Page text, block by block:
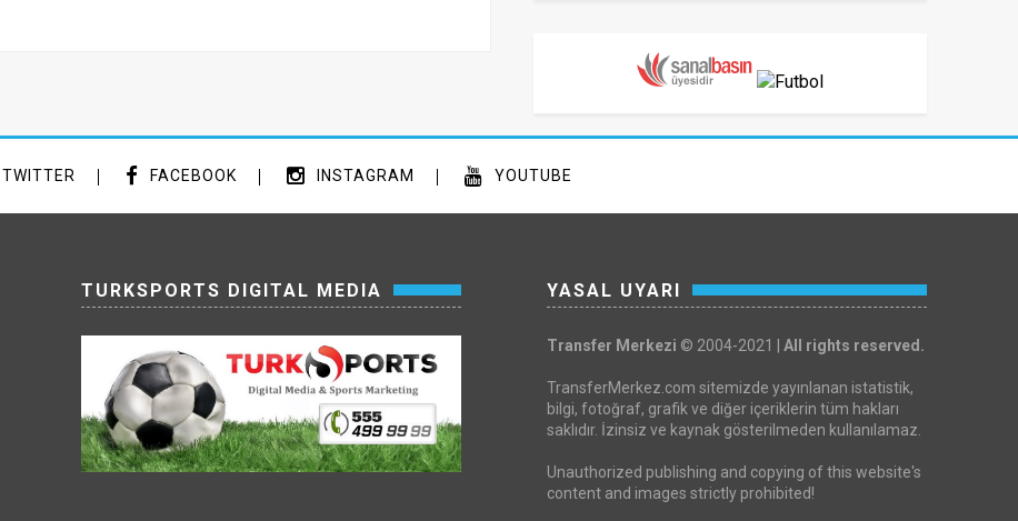
TWITTER FACEBOOK INSTAGRAM YOUTUBE
TURKSPORTS DIGITAL MEDIA YASAL UYARI
Transfer Merkezi © 2004-2021 | All rights reserved.
TransferMerkez.com sitemizde yayınlanan istatistik,
bilgi, fotoğraf, grafik ve diğer içeriklerin tüm hakları
saklıdır. İzinsiz ve kaynak gösterilmeden kullanılamaz.
Unauthorized publishing and copying of this website's
content and images strictly prohibited!